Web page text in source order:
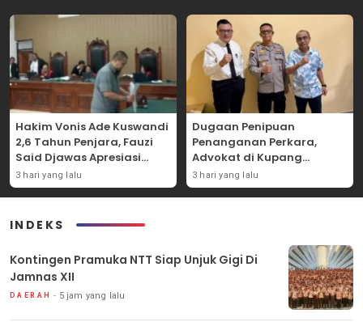
Hakim Vonis Ade Kuswandi
2,6 Tahun Penjara, Fauzi
Said Djawas Apresiasi
Putusan
3 hari yang lalu
Dugaan Penipuan
Penanganan Perkara,
Advokat di Kupang
Dilaporkan ke Polda NTT
3 hari yang lalu
INDEKS
Kontingen Pramuka NTT Siap Unjuk Gigi Di
Jamnas XII
DAERAH 5 jam yang lalu